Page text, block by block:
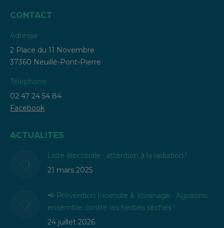
CONTACT
Adresse
2 Place du 11 Novembre
37360 Neuillé-Pont-Pierre
Téléphone
02 47 24 54 84
Facebook
ACTUALITES
Liste électorale : attention à la radiation !
21 mars 2025
📢 Prévention Incendie & Voisinage : Agissons
ensemble contre les herbes sèches !
24 juillet 2026